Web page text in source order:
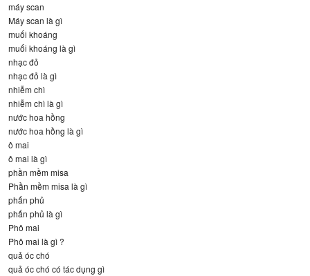
máy scan
Máy scan là gì
muối khoáng
muối khoáng là gì
nhạc đỏ
nhạc đỏ là gì
nhiễm chì
nhiễm chì là gì
nước hoa hồng
nước hoa hồng là gì
ô mai
ô mai là gì
phần mềm misa
Phần mềm misa là gì
phấn phủ
phấn phủ là gì
Phô mai
Phô mai là gì ?
quả óc chó
quả óc chó có tác dụng gì